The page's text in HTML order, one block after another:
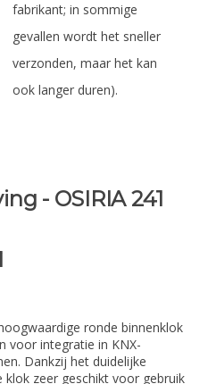
fabrikant; in sommige
gevallen wordt het sneller
verzonden, maar het kan
ook langer duren).
- OSIRIA 241
ronde binnenklok
voor integratie in KNX-
Dankzij het duidelijke
zeer geschikt voor gebruik